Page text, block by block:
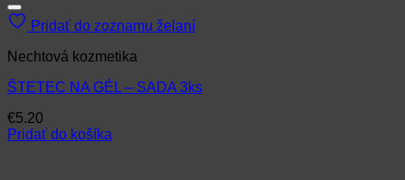
Pridať do zoznamu želaní
Nechtová kozmetika
ŠTETEC NA GÉL – SADA 3ks
€5.20
Pridať do košíka